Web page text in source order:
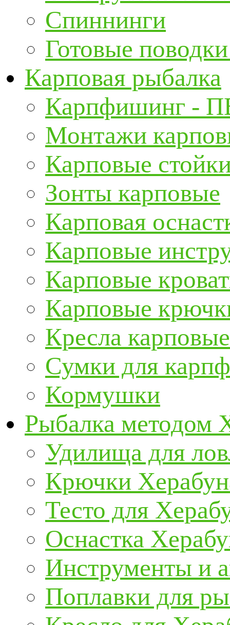
Спиннинги
Готовые
Карповая рыбалка
Карпфишинг -
Монтажи
Карповые
Зонты карповые
Карповая
Карповые
Карповые
Карповые
Кресла карповые
Сумки для
Кормушки
Рыбалка методом
Удилища для
Крючки
Тесто для
Оснастка
Инструменты и
Поплавки для